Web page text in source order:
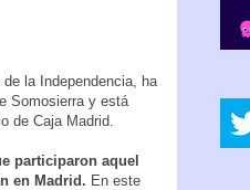
la Independencia, ha
Somosierra y está
de Caja Madrid.
participaron aquel
en Madrid. En este